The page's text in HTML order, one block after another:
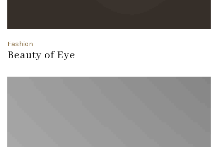
Fashion
Beauty of Eye